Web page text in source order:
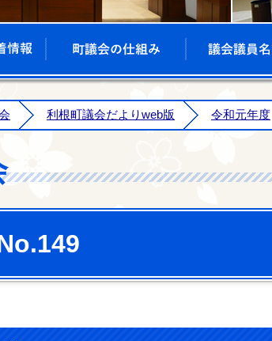
議会トップ新着情報 町議会の仕組
利根町議会だよりweb版 令和元年度